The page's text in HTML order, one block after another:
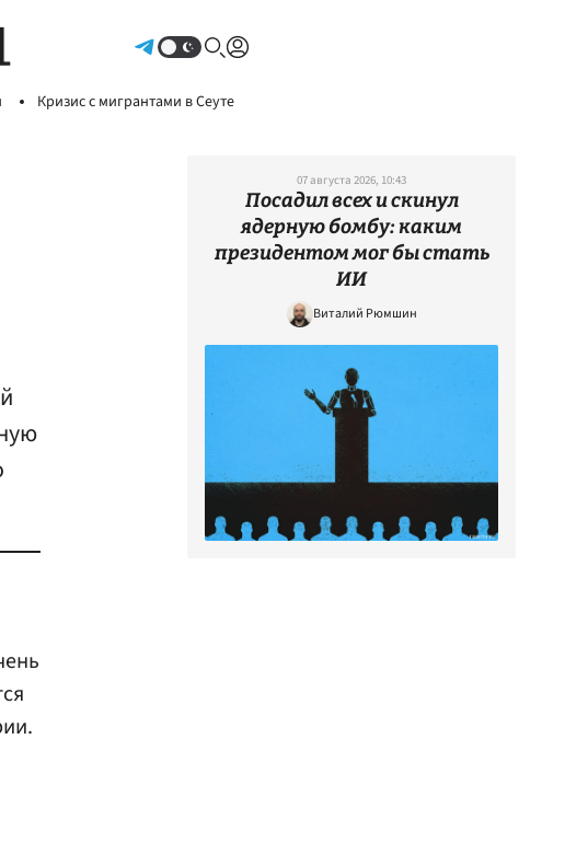
Кризис с мигрантами в Сеуте
07 августа 2026, 10:43
Посадил всех и скинул
ядерную бомбу: каким
президентом мог бы стать
ИИ
Виталий Рюмшин